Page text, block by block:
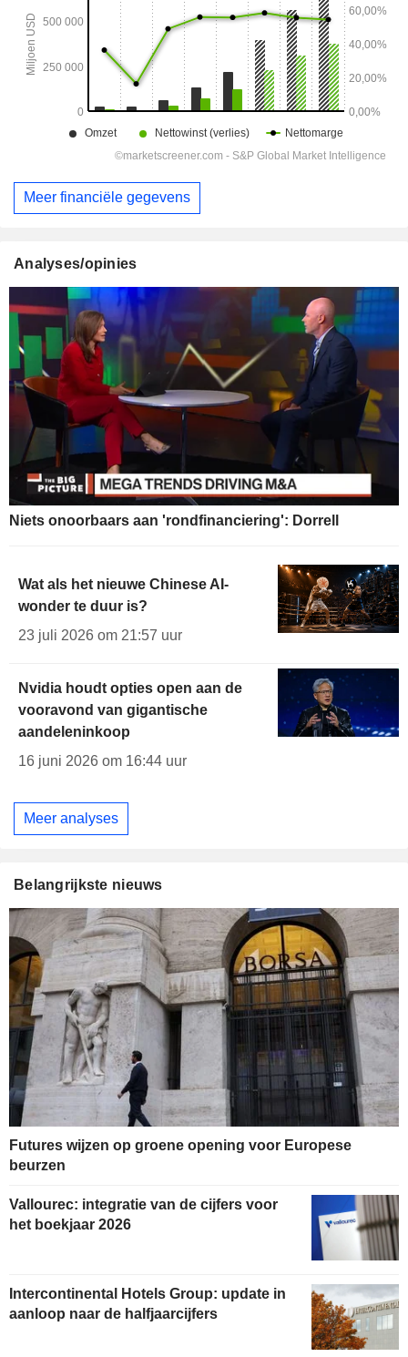
Meer financiële gegevens
Analyses/opinies
Niets onoorbaars aan 'rondfinanciering': Dorrell
Wat als het nieuwe Chinese AI-
wonder te duur is?
23 juli 2026 om 21:57 uur
Nvidia houdt opties open aan de
vooravond van gigantische
aandeleninkoop
16 juni 2026 om 16:44 uur
Meer analyses
Belangrijkste nieuws
Futures wijzen op groene opening voor Europese
beurzen
Vallourec: integratie van de cijfers voor
het boekjaar 2026
Intercontinental Hotels Group: update in
aanloop naar de halfjaarcijfers